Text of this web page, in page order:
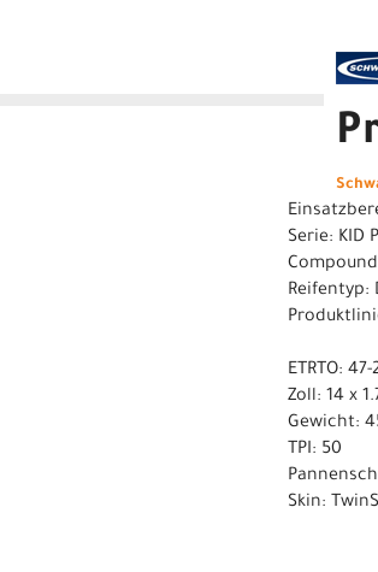
Serie: KID
Reifentyp:
ETRTO:
Zoll: 14 x
Gewicht:
TPI: 50
Skin: